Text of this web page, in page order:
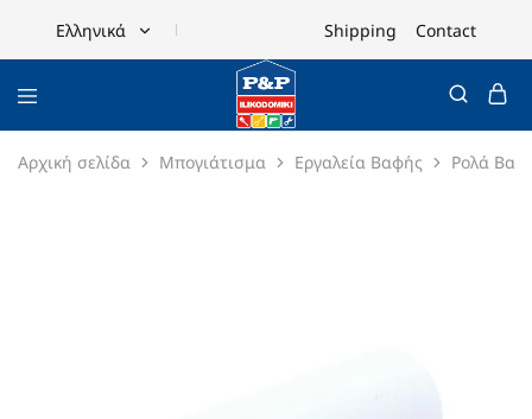
Ελληνικά
English
Shipping Contact
Αρχική σελίδα Μπογιάτισμα Εργαλεία Βαφής Ρολά